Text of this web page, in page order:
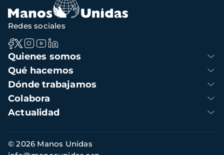
Navegación
principal
Quienes somos
Qué hacemos
Dónde trabajamos
Colabora
Actualidad
Redes sociales
Información
de
© 2026 Manos Unidas